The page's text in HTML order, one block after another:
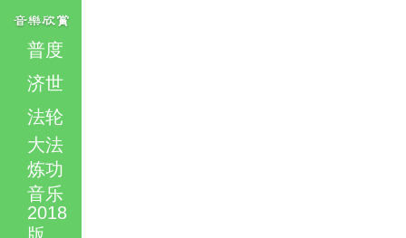
普度
济世
法轮
大法
炼功
音乐
2018
版